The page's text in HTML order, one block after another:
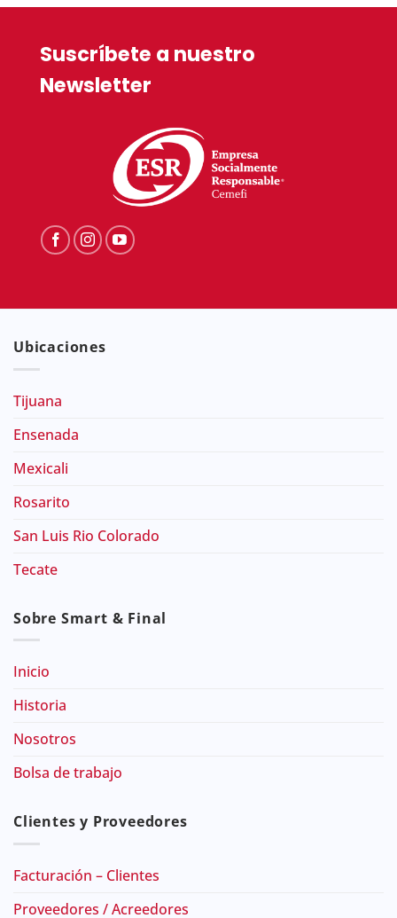
Suscríbete a nuestro
Newsletter
Ubicaciones
Tijuana
Ensenada
Mexicali
Rosarito
San Luis Rio Colorado
Tecate
Sobre Smart & Final
Inicio
Historia
Nosotros
Bolsa de trabajo
Clientes y Proveedores
Facturación – Clientes
Proveedores / Acreedores